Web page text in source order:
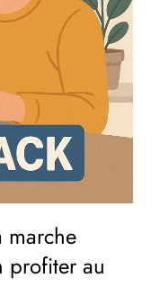
marche
profiter au